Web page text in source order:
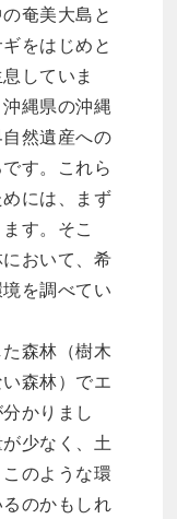
奄美大島と
をはじめと
していま
縄県の沖縄
然遺産への
す。これら
には、まず
す。そこ
おいて、希
を調べてい
森林（樹木
森林）でエ
かりまし
少なく、土
のような環
のかもしれ